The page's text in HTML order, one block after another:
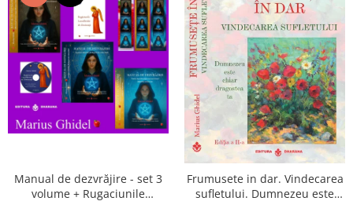
Manual de dezvrăjire - set 3
volume + Rugaciunile
Frumusete in dar. Vindecarea
sufletului. Dumnezeu este